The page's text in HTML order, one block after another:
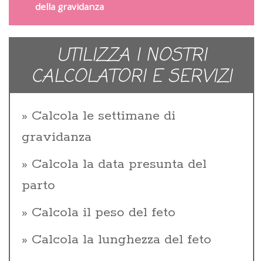
della gravidanza
UTILIZZA I NOSTRI
CALCOLATORI E SERVIZI
Calcola le settimane di
gravidanza
Calcola la data presunta del
parto
Calcola il peso del feto
Calcola la lunghezza del feto